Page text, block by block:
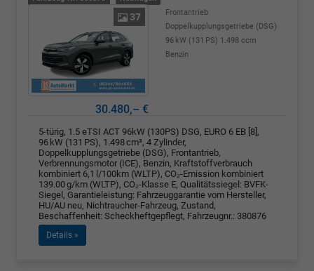
37
Frontantrieb
Doppelkupplungsgetriebe (DSG)
96 kW (131 PS) 1.498 ccm
Benzin
30.480,– €
5-türig, 1.5 eTSI ACT 96kW (130PS) DSG, EURO 6 EB [8],
96 kW (131 PS), 1.498 cm³, 4 Zylinder,
Doppelkupplungsgetriebe (DSG), Frontantrieb,
Verbrennungsmotor (ICE), Benzin, Kraftstoffverbrauch
kombiniert 6,1 l/100km (WLTP), CO₂-Emission kombiniert
139.00 g/km (WLTP), CO₂-Klasse E, Qualitätssiegel: BVFK-
Siegel, Garantieleistung: Fahrzeuggarantie vom Hersteller,
HU/AU neu, Nichtraucher-Fahrzeug, Zustand,
Beschaffenheit: Scheckheftgepflegt, Fahrzeugnr.: 380876
Details »